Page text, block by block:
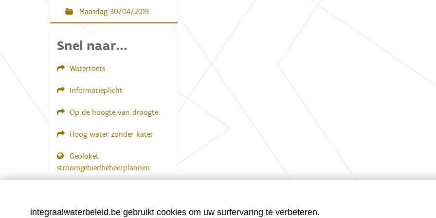
Maasdag 30/04/2019
Snel naar...
Watertoets
Informatieplicht
Op de hoogte van droogte
Hoog water zonder kater
Geoloket
stroomgebiedbeheerplannen
integraalwaterbeleid.be gebruikt cookies om uw surfervaring te verbeteren.